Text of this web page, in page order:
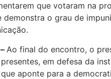
que votaram na
demonstra o grau de
Ao final do encontro, o
em defesa da
aponte para a